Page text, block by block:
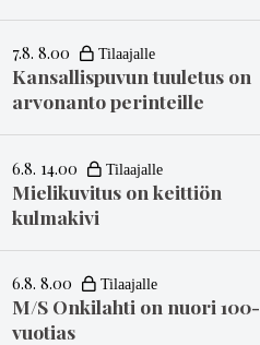
7.8. 8.00
Kansallispuvun tuuletus on
arvonanto perinteille
6.8. 14.00
Mielikuvitus on keittiön
kulmakivi
6.8. 8.00
M/S Onkilahti on nuori 100-
vuotias